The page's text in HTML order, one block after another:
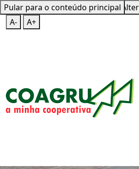
Pular para o conteúdo principal
Mapa do SiteTeclas de Atalho
A-
A+